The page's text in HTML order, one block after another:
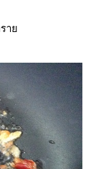
รา